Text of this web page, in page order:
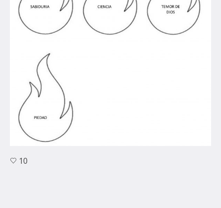
10